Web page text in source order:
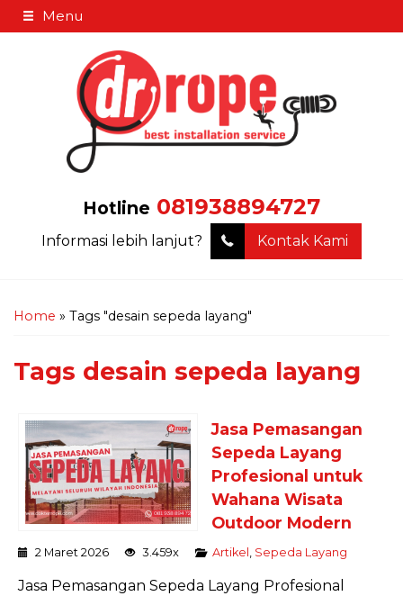
Menu
Hotline 081938894727
Informasi lebih lanjut? Kontak Kami
Home » Tags "desain sepeda layang"
Tags desain sepeda layang
Jasa Pemasangan
Sepeda Layang
Profesional untuk
Wahana Wisata
Outdoor Modern
2 Maret 2026 3.459x Artikel Sepeda Layang
Jasa Pemasangan Sepeda Layang Profesional